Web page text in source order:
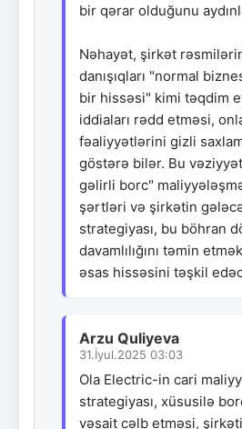
bir qərar olduğunu
Nəhayət, şirkət
danışıqları "normal
bir hissəsi" kimi təqdim
iddiaları rədd etməsi,
fəaliyyətlərini gizli
göstərə bilər. Bu
gəlirli borc"
şərtləri və şirkətin
strategiyası, bu böhran
davamlılığını təmin
əsas hissəsini təşkil
Arzu Quliyeva
31.İyul.2025 03:03
Ola Electric-in cari
strategiyası, xüsusilə
vəsait cəlb etməsi,